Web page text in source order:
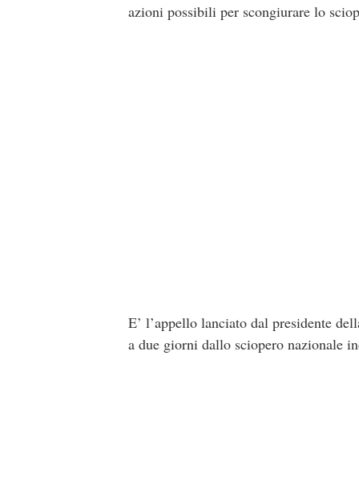
azioni possibili per scongiurare lo
E’ l’appello lanciato dal presidente
a due giorni dallo sciopero nazionale